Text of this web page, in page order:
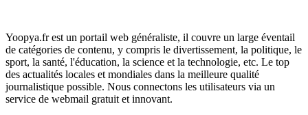
Yoopya.fr est un portail web généraliste, il couvre un large éventail
de catégories de contenu, y compris le divertissement, la politique, le
sport, la santé, l'éducation, la science et la technologie, etc. Le top
des actualités locales et mondiales dans la meilleure qualité
journalistique possible. Nous connectons les utilisateurs via un
service de webmail gratuit et innovant.